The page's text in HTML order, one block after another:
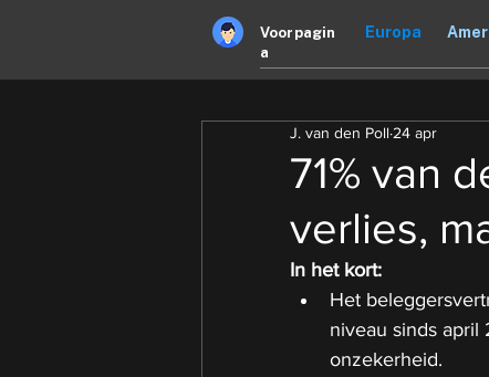
Voorpagin
a
Europa
71% van
verlies,
J. van den Poll 24 apr
In het kort:
Het
niveau sinds
onzekerheid.